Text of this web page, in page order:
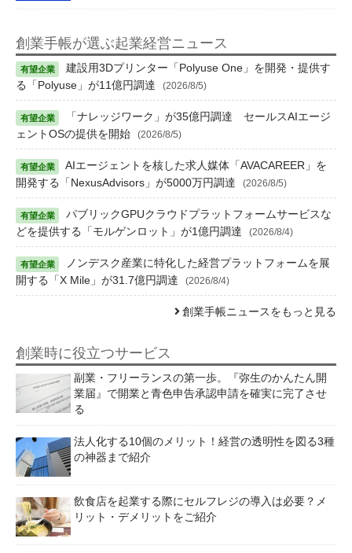
創業手帳が選ぶ起業経営ニュース
建設用3Dプリンター「Polyuse One」を開発・提供す
る「Polyuse」が11億円調達
(2026/8/5)
「ナレッジワーク」が35億円調達 セールスAIエージ
ェントOSの提供を開始
(2026/8/5)
AIエージェントを核した求人媒体「AVACAREER」を
開発する「NexusAdvisors」が5000万円調達
(2026/8/5)
パブリックGPUクラウドプラットフォームサービスな
どを提供する「モルゲンロット」が1億円調達
(2026/8/4)
ノンデスク産業に特化した経営プラットフォームを展
開する「X Mile」が31.7億円調達
(2026/8/4)
創業手帳ニュースをもっと見る
創業時に役立つサービス
副業・フリーランスの第一歩。『弥生のかんたん開
業届』で開業と青色申告承認申請を確実に完了させ
る
法人化する10個のメリット！経営の透明性を図る3種
の神器まで紹介
飲食店を起業する際にセルフレジの導入は必要？メ
リット・デメリットをご紹介